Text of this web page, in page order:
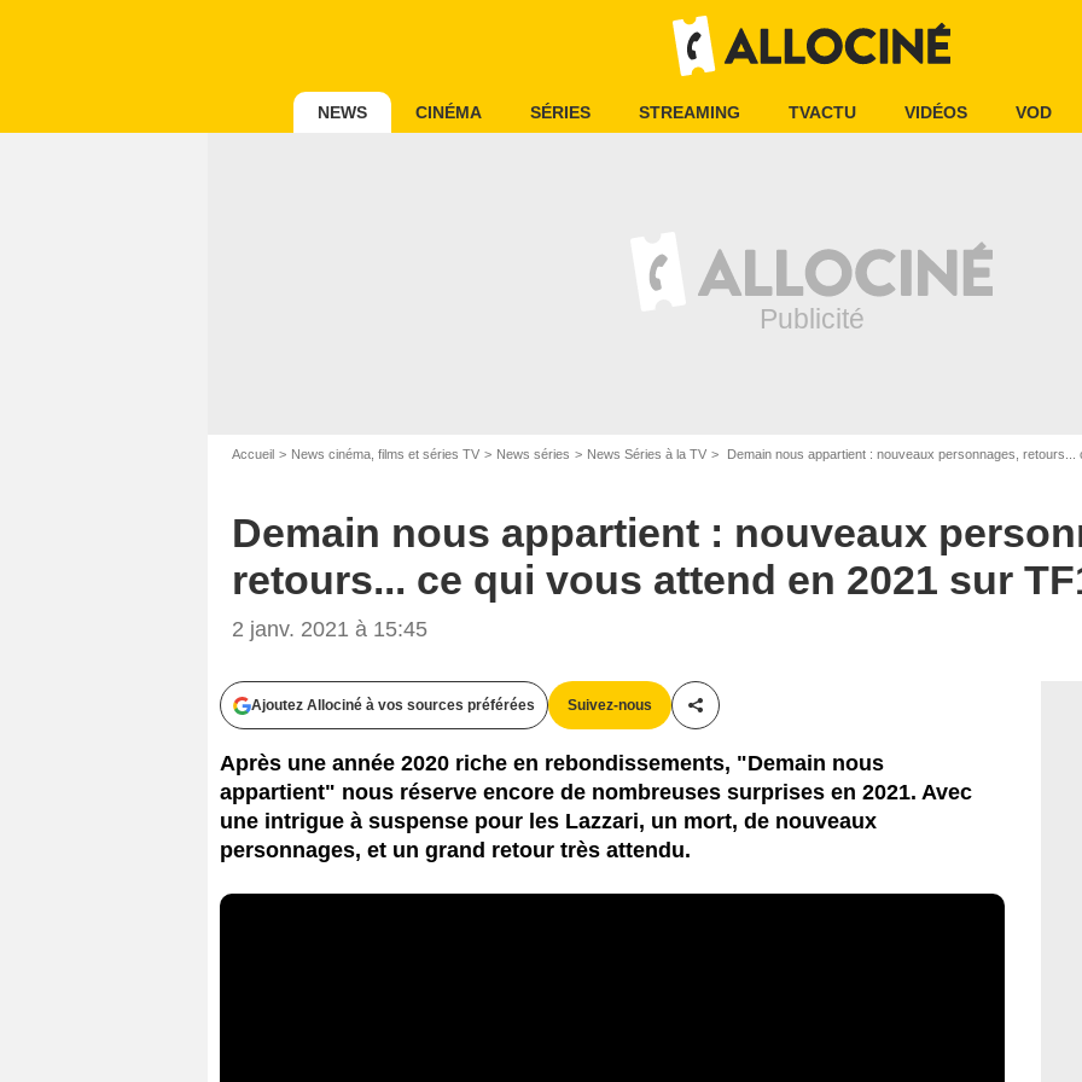
NEWS CINÉMA SÉRIES STREAMING TVACTU VIDÉOS VOD
Accueil News cinéma, films et séries TV News séries News Séries à la TV Demain nous appartient : nouveaux personnages,
Demain nous appartient : nouveaux
retours... ce qui vous attend en 2021 sur
2 janv. 2021 à 15:45
Ajoutez Allociné à vos sources préférées Suivez-nous
Partager cet article
Après une année 2020 riche en rebondissements, "Demain nous
appartient" nous réserve encore de nombreuses surprises en 2021. Avec
une intrigue à suspense pour les Lazzari, un mort, de nouveaux
personnages, et un grand retour très attendu.